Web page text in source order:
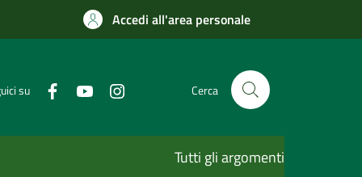
Accedi all'area personale
su Cerca
Tutti gli argomenti